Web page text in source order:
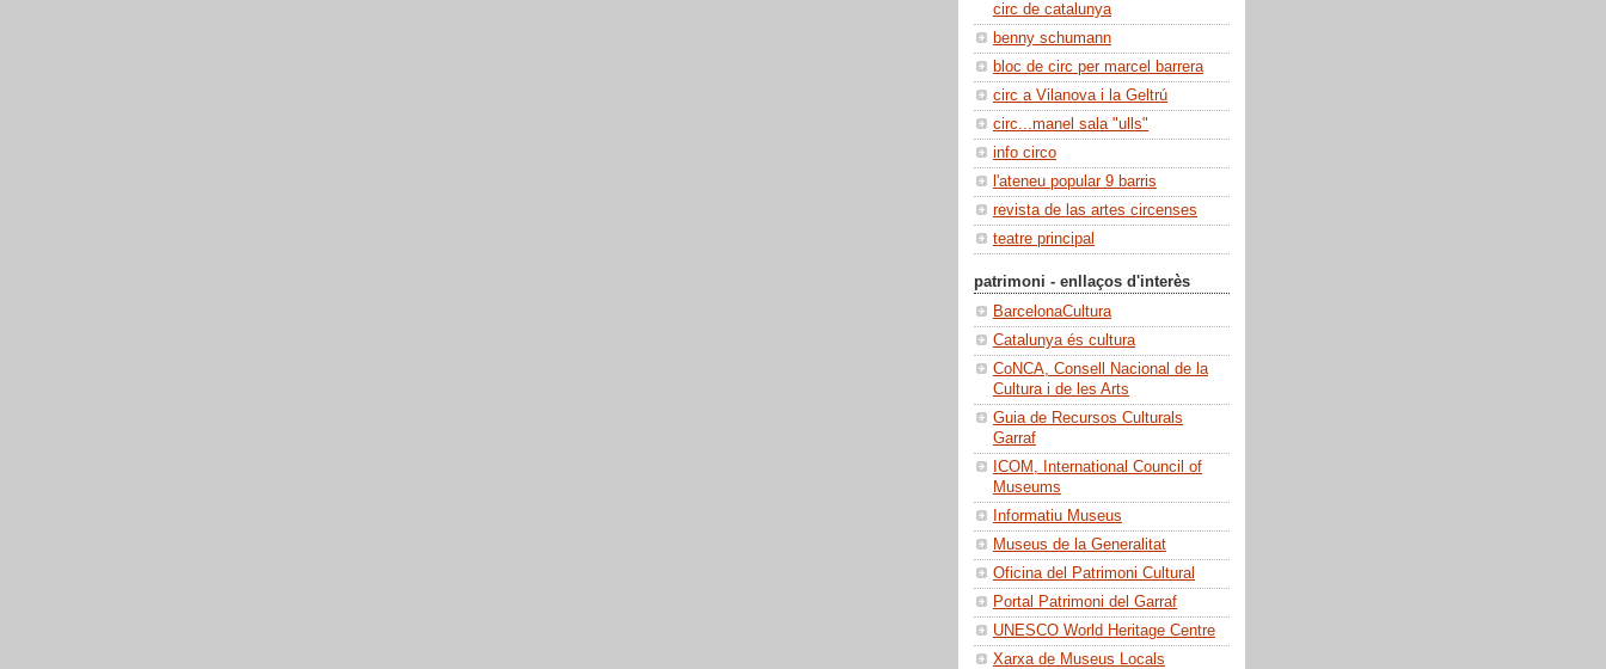
circ de catalunya
benny schumann
bloc de circ per marcel barrera
circ a Vilanova i la Geltrú
circ...manel sala "ulls"
info circo
l'ateneu popular 9 barris
revista de las artes circenses
teatre principal
patrimoni - enllaços d'interès
BarcelonaCultura
Catalunya és cultura
CoNCA, Consell Nacional de la
Cultura i de les Arts
Guia de Recursos Culturals
Garraf
ICOM, International Council of
Museums
Informatiu Museus
Museus de la Generalitat
Oficina del Patrimoni Cultural
Portal Patrimoni del Garraf
UNESCO World Heritage Centre
Xarxa de Museus Locals